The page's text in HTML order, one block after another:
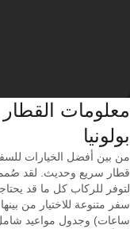
قطار سريع وحديث. لقد
لتوفر للركاب كل ما قد